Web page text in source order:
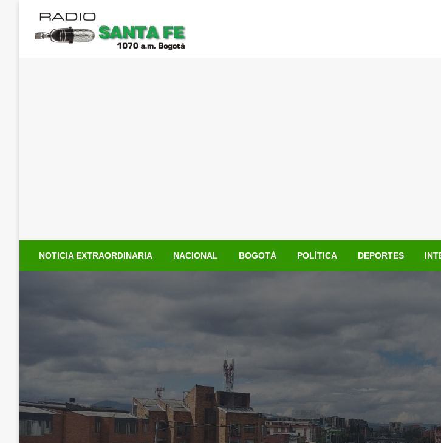
contenido
NOTICIA EXTRAORDINARIA NACIONAL BOGOTÁ POLÍTICA DEPORTES